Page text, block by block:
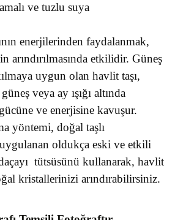
ve tuzlu suya
enerjilerinden faydalanmak,
arındırılmasında etkilidir. Güneş
uygun olan havlit taşı,
veya ay ışığı altında
ve enerjisine kavuşur.
yöntemi, doğal taşlı
oldukça eski ve etkili
tütsüsünü kullanarak, havlit
kristallerinizi arındırabilirsiniz.